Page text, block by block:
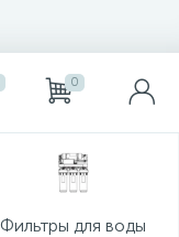
0
Фильтры для воды